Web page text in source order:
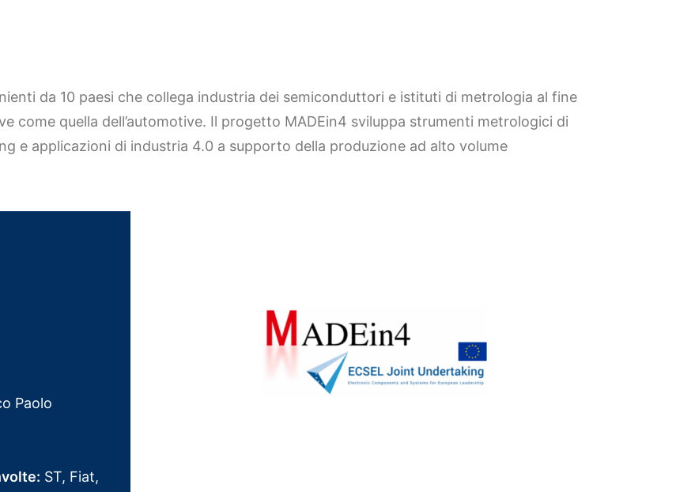
da 10 paesi che collega industria dei semiconduttori e istituti di metrologia al fine
come quella dell’automotive. Il progetto MADEin4 sviluppa strumenti metrologici di
e applicazioni di industria 4.0 a supporto della produzione ad alto volume
Paolo
ST, Fiat,